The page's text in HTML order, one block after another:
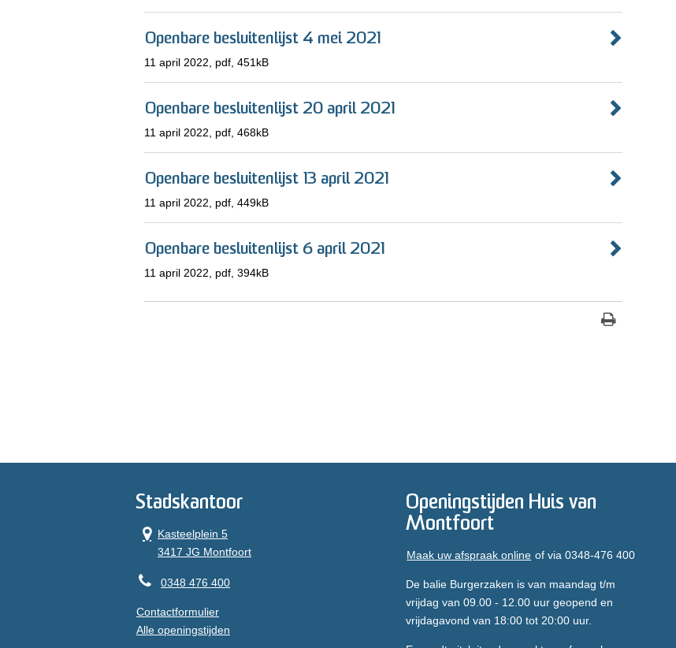
Openbare besluitenlijst 4 mei 2021
11 april 2022, pdf , 451kB
Openbare besluitenlijst 20 april 2021
11 april 2022, pdf , 468kB
Openbare besluitenlijst 13 april 2021
11 april 2022, pdf , 449kB
Openbare besluitenlijst 6 april 2021
11 april 2022, pdf , 394kB
Stadskantoor
Kasteelplein 5
3417 JG Montfoort
0348 476 400
Contactformulier
Alle openingstijden
Openingstijden Huis van
Montfoort
Maak uw afspraak online of via 0348-476 400
De balie Burgerzaken is van maandag t/m
vrijdag van 09.00 - 12.00 uur geopend en
vrijdagavond van 18:00 tot 20:00 uur.